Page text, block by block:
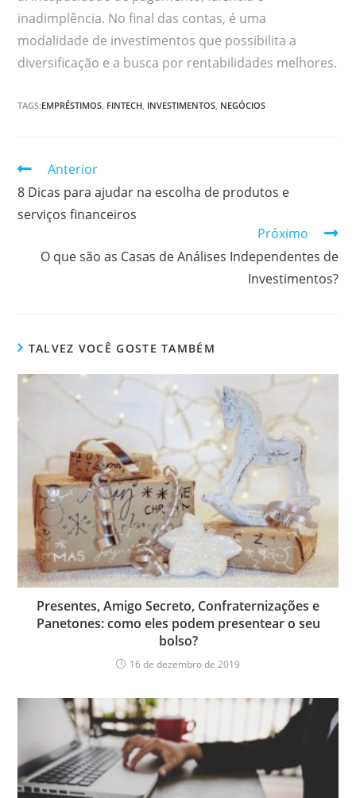
inadimplência. No final das contas, é uma
modalidade de investimentos que possibilita a
diversificação e a busca por rentabilidades melhores.
TAGS:EMPRÉSTIMOS FINTECH INVESTIMENTOS NEGÓCIOS
Continuar
lendo
Anterior
8 Dicas para ajudar na escolha de produtos e
serviços financeiros
Próximo
O que são as Casas de Análises Independentes de
Investimentos?
TALVEZ VOCÊ GOSTE TAMBÉM
Presentes, Amigo Secreto, Confraternizações e
Panetones: como eles podem presentear o seu
bolso?
16 de dezembro de 2019